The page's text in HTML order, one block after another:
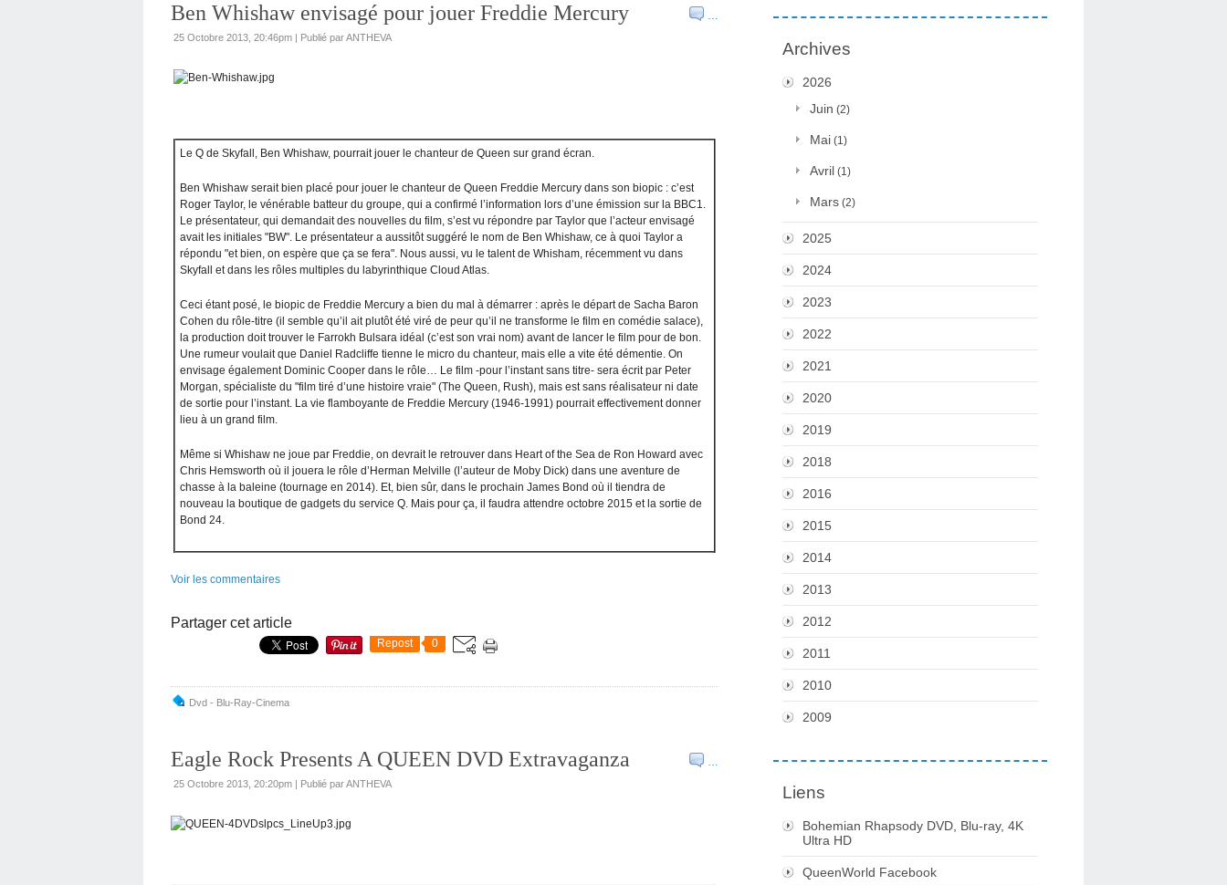
…
Ben Whishaw envisagé pour jouer Freddie Mercury
25 Octobre 2013, 20:46pm | Publié par ANTHEVA
Le Q de Skyfall, Ben Whishaw, pourrait jouer le chanteur de Queen sur grand écran.
Ben Whishaw serait bien placé pour jouer le chanteur de Queen Freddie Mercury dans son biopic : c’est
Roger Taylor, le vénérable batteur du groupe, qui a confirmé l’information lors d’une émission sur la BBC1.
Le présentateur, qui demandait des nouvelles du film, s’est vu répondre par Taylor que l’acteur envisagé
avait les initiales "BW". Le présentateur a aussitôt suggéré le nom de Ben Whishaw, ce à quoi Taylor a
répondu "et bien, on espère que ça se fera". Nous aussi, vu le talent de Whisham, récemment vu dans
Skyfall et dans les rôles multiples du labyrinthique Cloud Atlas.
Ceci étant posé, le biopic de Freddie Mercury a bien du mal à démarrer : après le départ de Sacha Baron
Cohen du rôle-titre (il semble qu’il ait plutôt été viré de peur qu’il ne transforme le film en comédie salace),
la production doit trouver le Farrokh Bulsara idéal (c’est son vrai nom) avant de lancer le film pour de bon.
Une rumeur voulait que Daniel Radcliffe tienne le micro du chanteur, mais elle a vite été démentie. On
envisage également Dominic Cooper dans le rôle… Le film -pour l’instant sans titre- sera écrit par Peter
Morgan, spécialiste du "film tiré d’une histoire vraie" (The Queen, Rush), mais est sans réalisateur ni date
de sortie pour l’instant. La vie flamboyante de Freddie Mercury (1946-1991) pourrait effectivement donner
lieu à un grand film.
Même si Whishaw ne joue par Freddie, on devrait le retrouver dans Heart of the Sea de Ron Howard avec
Chris Hemsworth où il jouera le rôle d’Herman Melville (l’auteur de Moby Dick) dans une aventure de
chasse à la baleine (tournage en 2014). Et, bien sûr, dans le prochain James Bond où il tiendra de
nouveau la boutique de gadgets du service Q. Mais pour ça, il faudra attendre octobre 2015 et la sortie de
Bond 24.
Voir les commentaires
Partager cet article
Repost 0
Dvd - Blu-Ray-Cinema
…
Eagle Rock Presents A QUEEN DVD Extravaganza
25 Octobre 2013, 20:20pm | Publié par ANTHEVA
Archives
2026
Juin (2)
Mai (1)
Avril (1)
Mars (2)
2025
2024
2023
2022
2021
2020
2019
2018
2016
2015
2014
2013
2012
2011
2010
2009
Liens
Bohemian Rhapsody DVD, Blu-ray, 4K
Ultra HD
QueenWorld Facebook